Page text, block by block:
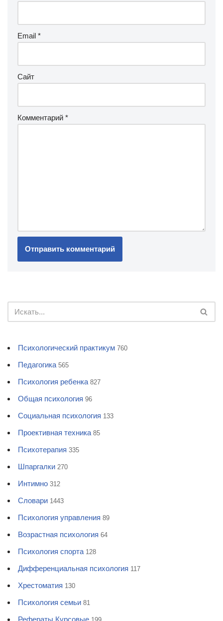
Email *
Сайт
Комментарий *
Психологический практикум 760
Педагогика 565
Психология ребенка 827
Общая психология 96
Социальная психология 133
Проективная техника 85
Психотерапия 335
Шпаргалки 270
Интимно 312
Словари 1443
Психология управления 89
Возрастная психология 64
Психология спорта 128
Дифференциальная психология 117
Хрестоматия 130
Психология семьи 81